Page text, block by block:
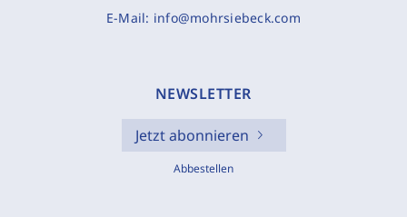
E-Mail: info@mohrsiebeck.com
NEWSLETTER
Jetzt abonnieren
Abbestellen